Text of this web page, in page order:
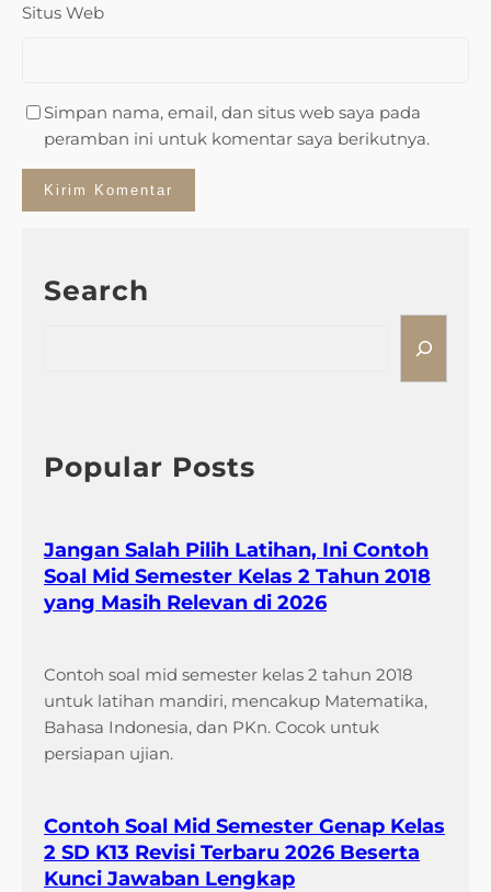
Situs Web
Simpan nama, email, dan situs web saya pada
peramban ini untuk komentar saya berikutnya.
Search
h
Popular Posts
Jangan Salah Pilih Latihan, Ini Contoh
Soal Mid Semester Kelas 2 Tahun 2018
yang Masih Relevan di 2026
Contoh soal mid semester kelas 2 tahun 2018
untuk latihan mandiri, mencakup Matematika,
Bahasa Indonesia, dan PKn. Cocok untuk
persiapan ujian.
Contoh Soal Mid Semester Genap Kelas
2 SD K13 Revisi Terbaru 2026 Beserta
Kunci Jawaban Lengkap